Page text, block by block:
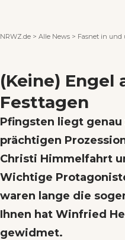
NRWZ.de > Alle News > Fasnet in und
(Keine) Engel
Festtagen
Pfingsten liegt
prächtigen
Christi Himmelfahrt
Wichtige
waren lange die
Ihnen hat Winfried
gewidmet.